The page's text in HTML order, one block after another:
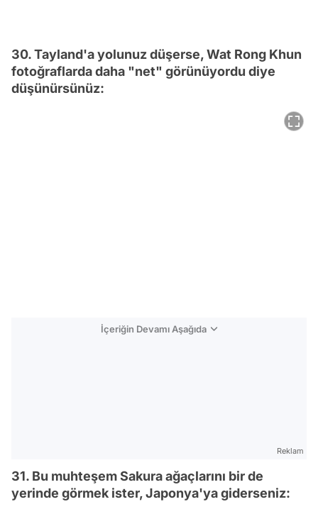
30. Tayland'a yolunuz düşerse, Wat Rong Khun
fotoğraflarda daha "net" görünüyordu diye
düşünürsünüz:
İçeriğin Devamı Aşağıda
Reklam
31. Bu muhteşem Sakura ağaçlarını bir de
yerinde görmek ister, Japonya'ya giderseniz: